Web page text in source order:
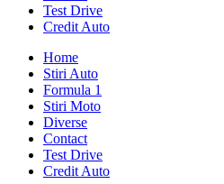
Test Drive
Credit Auto
Home
Stiri Auto
Formula 1
Stiri Moto
Diverse
Contact
Test Drive
Credit Auto